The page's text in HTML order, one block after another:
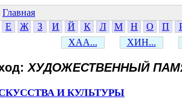
Главная
Е Ж З И Й К Л М Н О П
ХАА...
ХИН...
ХУДОЖЕСТВЕННЫЙ
И КУЛЬТУРЫ